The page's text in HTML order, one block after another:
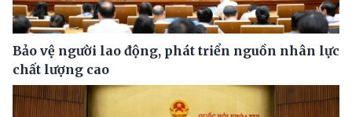
Bảo vệ người lao động, phát triển nguồn nhân lực
chất lượng cao